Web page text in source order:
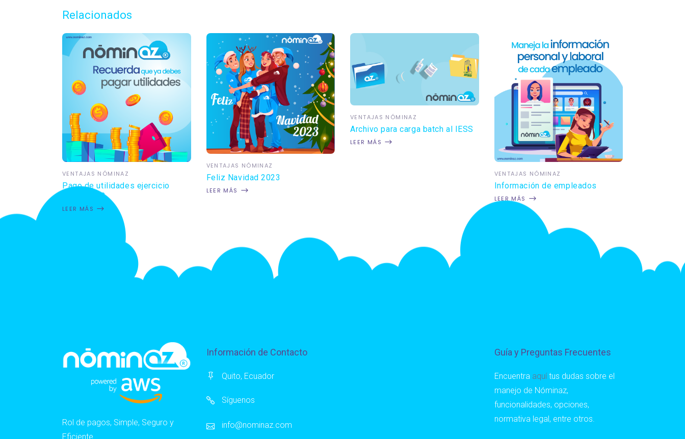
Relacionados
VENTAJAS NÓMINAZ
Pago de utilidades ejercicio
fiscal 2023
LEER MÁS
VENTAJAS NÓMINAZ
Feliz Navidad 2023
LEER MÁS
VENTAJAS NÓMINAZ
Archivo para carga batch al IESS
LEER MÁS
VENTAJAS NÓMINAZ
Información de empleados
LEER MÁS
Rol de pagos, Simple, Seguro y
Eficiente.
Información de Contacto
Quito, Ecuador
Síguenos
info@nominaz.com
Guía y Preguntas Frecuentes
Encuentra aquítus dudas sobre el
manejo de Nóminaz,
funcionalidades, opciones,
normativa legal, entre otros.